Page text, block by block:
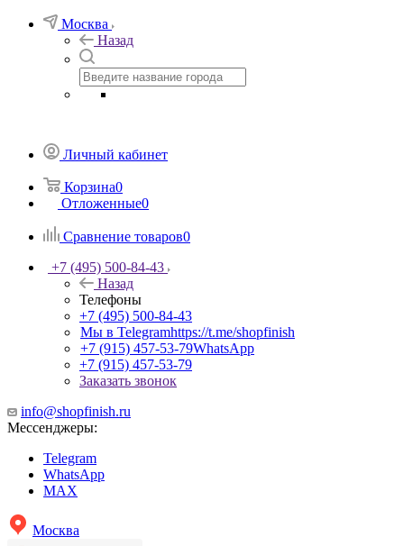
Москва
Назад
Личный кабинет
Корзина0
Отложенные0
Сравнение товаров0
+7 (495) 500-84-43
Назад
Телефоны
+7 (495) 500-84-43
Мы в Telegramhttps://t.me/shopfinish
+7 (915) 457-53-79WhatsApp
+7 (915) 457-53-79
Заказать звонок
info@shopfinish.ru
Мессенджеры:
Telegram
WhatsApp
MAX
Москва